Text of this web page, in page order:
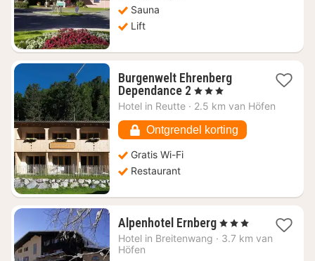
Sauna
Lift
Burgenwelt Ehrenberg
Dependance 2 1
nacht
€
152,18
, 3 Sterren
Hotel in Reutte · 2.5 km van Höfen
Ontgrendel korting
Gratis Wi-Fi
Restaurant
Alpenhotel Ernberg1
nacht
, 3 Sterren
Hotel in Breitenwang · 3.7 km van
Höfen